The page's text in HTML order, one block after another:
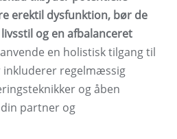
erektil dysfunktion, bør de
og en afbalanceret
en holistisk tilgang til
inkluderer regelmæssig
og åben
partner og